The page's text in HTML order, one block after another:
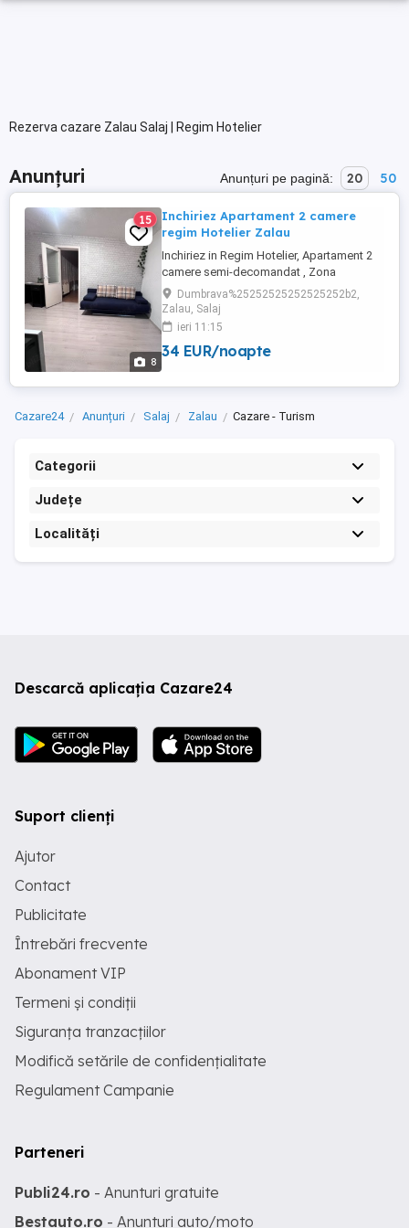
Rezerva cazare Zalau Salaj | Regim Hotelier
Anunțuri Anunțuri pe pagină: 20 50
8
15
Inchiriez Apartament 2 camere
regim Hotelier Zalau
Inchiriez in Regim Hotelier, Apartament 2
camere semi-decomandat , Zona
Dumbrava 2 , str Pietris , Zalau In imediata
apropiere a Spitalului Judetean Are toate
utilitatile, dispune de toate cele necesare
curate etc) Garantam ca va cazati intr-un
Dumbrava%25252525252525252b2,
Zalau, Salaj
ieri 11:15
34 EUR/noapte
Cazare24 Anunțuri Salaj Zalau Cazare - Turism
Categorii
Județe
Localități
Descarcă aplicația Cazare24
Suport clienți
Ajutor
Contact
Publicitate
Întrebări frecvente
Abonament VIP
Termeni și condiții
Siguranța tranzacțiilor
Modifică setările de confidențialitate
Regulament Campanie
Parteneri
Publi24.ro - Anunturi gratuite
Bestauto.ro - Anunturi auto/moto